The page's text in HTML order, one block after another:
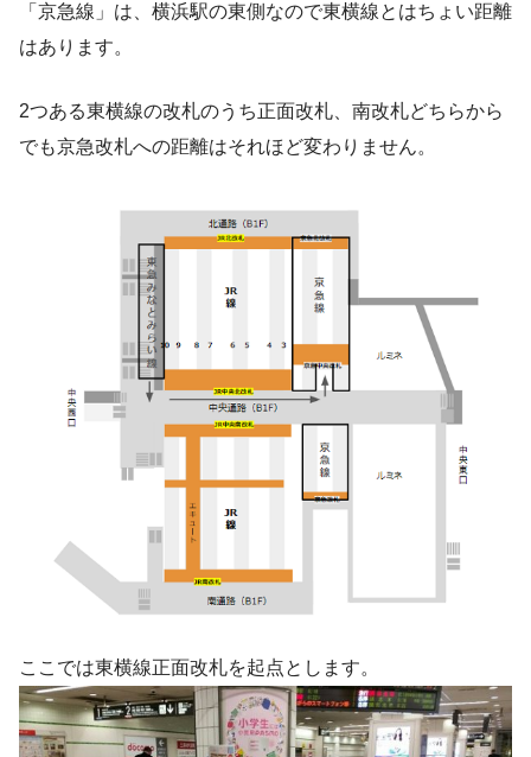
「京急線」は、横浜駅の東側なので東横線とはちょい距離
はあります。
2つある東横線の改札のうち正面改札、南改札どちらから
でも京急改札への距離はそれほど変わりません。
ここでは東横線正面改札を起点とします。